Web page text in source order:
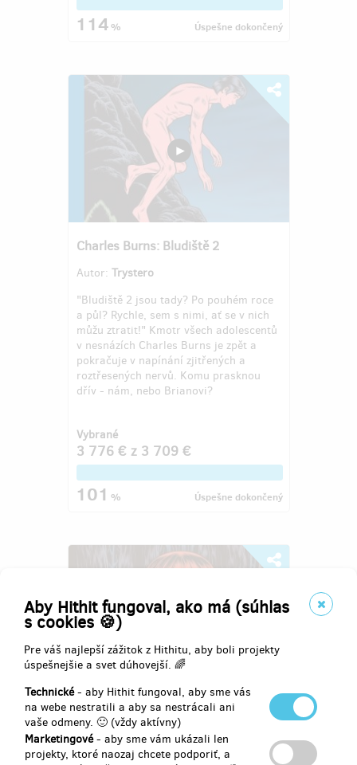
Aby Hithit fungoval, ako má (súhlas
s cookies 🍪)
Pre váš najlepší zážitok z Hithitu, aby boli projekty
úspešnejšie a svet dúhovejší. 🌈
Technické- aby Hithit fungoval, aby sme vás
na webe nestratili a aby sa nestrácali ani
vaše odmeny. 🙂 (vždy aktívny)
Marketingové- aby sme vám ukázali len
projekty, ktoré naozaj chcete podporiť, a
114% Úspešne dokončený
Charles Burns: Bludiště 2
Autor: Trystero
"Bludiště 2 jsou tady? Po pouhém roce
a půl? Rychle, sem s nimi, ať se v nich
můžu ztratit!" Kmotr všech adolescentů
v nesnázích Charles Burns je zpět a
pokračuje v napínání zjitřených a
roztřesených nervů. Komu prasknou
dřív - nám, nebo Brianovi?
Vybrané
3 776 € z 3 709 €
101% Úspešne dokončený
Charles Burns: Bludiště
Autor:Trystero